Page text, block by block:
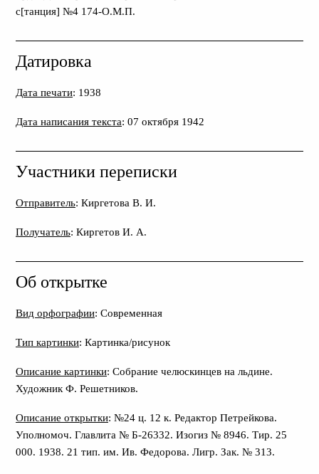
с[танция] №4 174-О.М.П.
Датировка
Дата печати: 1938
Дата написания текста: 07 октября 1942
Участники переписки
Отправитель: Киргетова В. И.
Получатель: Киргетов И. А.
Об открытке
Вид орфографии: Современная
Тип картинки: Картинка/рисунок
Описание картинки: Собрание челюскинцев на льдине.
Художник Ф. Решетников.
Описание открытки: №24 ц. 12 к. Редактор Петрейкова.
Уполномоч. Главлита № Б-26332. Изогиз № 8946. Тир. 25
000. 1938. 21 тип. им. Ив. Федорова. Лигр. Зак. № 313.